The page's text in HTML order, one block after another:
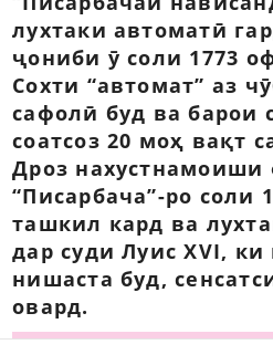
лухтаки автоматӣ
ҷониби ӯ соли 1773
Сохти “автомат” аз
сафолӣ буд ва барои
соатсоз 20 моҳ вақт
Дроз
“Писарбача”-ро соли
ташкил кард ва
дар суди Луис XVI, ки
нишаста буд,
овард.